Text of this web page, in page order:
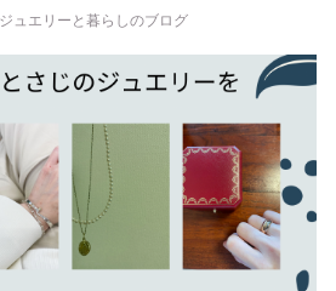
ュエリーと暮らしのブログ